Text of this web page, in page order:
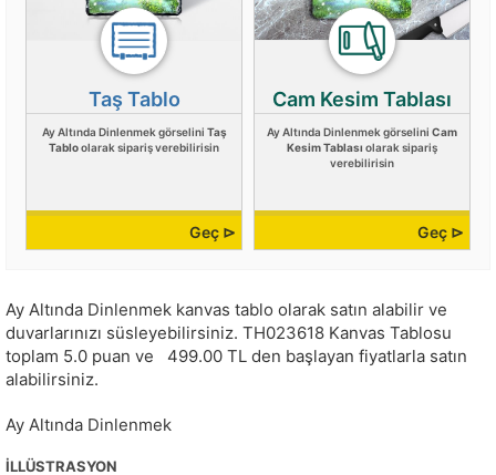
Taş Tablo
Ay Altında Dinlenmek görselini Taş
Tabloolarak sipariş verebilirisin
Geç ⊳
Cam Kesim Tablası
Ay Altında Dinlenmek görselini Cam
Kesim Tablası olarak sipariş
verebilirisin
Geç ⊳
Ay Altında Dinlenmek kanvas tablo olarak satın alabilir ve
duvarlarınızı süsleyebilirsiniz. TH023618 Kanvas Tablosu
toplam 5.0 puan ve 499.00 TL den başlayan fiyatlarla satın
alabilirsiniz.
Ay Altında Dinlenmek
İLLÜSTRASYON